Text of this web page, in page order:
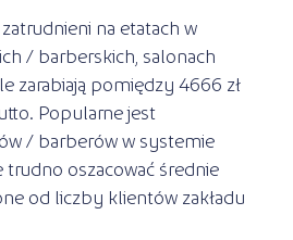
na etatach w
/ barberskich, salonach
zarabiają pomiędzy 4666 zł
Popularne jest
/ barberów w systemie
oszacować średnie
od liczby klientów zakładu